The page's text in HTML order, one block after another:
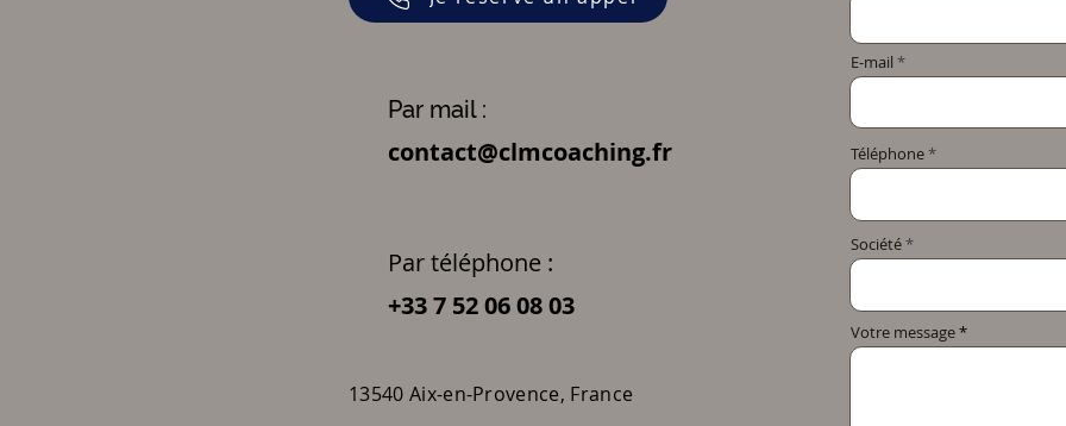
Par mail :
contact@clmcoaching.fr
Par téléphone :
+33 7 52 06 08 03
13540 Aix-en-Provence, France
E-mail
Téléphone
Société
Votre message